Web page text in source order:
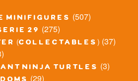
(507)
29 (275)
(collectables) (37)
ninja turtles (3)
(29)